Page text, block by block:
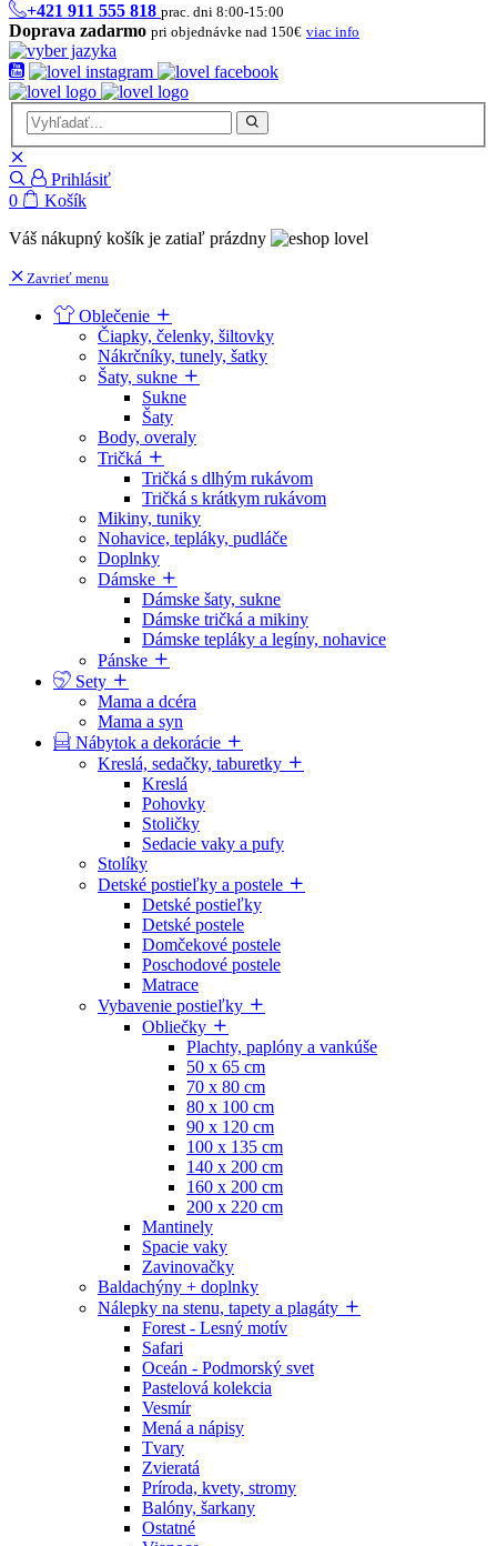
+421 911 555 818 prac. dni 8:00-15:00
Doprava zadarmo pri objednávke nad 150€ viac info
Prihlásiť
0
Košík
Váš nákupný košík je zatiaľ prázdny
Zavrieť menu
Oblečenie
Čiapky, čelenky, šiltovky
Nákrčníky, tunely, šatky
Šaty, sukne
Sukne
Šaty
Body, overaly
Tričká
Tričká s dlhým rukávom
Tričká s krátkym rukávom
Mikiny, tuniky
Nohavice, tepláky, pudláče
Doplnky
Dámske
Dámske šaty, sukne
Dámske tričká a mikiny
Dámske tepláky a legíny, nohavice
Pánske
Sety
Mama a dcéra
Mama a syn
Nábytok a dekorácie
Kreslá, sedačky, taburetky
Kreslá
Pohovky
Stoličky
Sedacie vaky a pufy
Stolíky
Detské postieľky a postele
Detské postieľky
Detské postele
Domčekové postele
Poschodové postele
Matrace
Vybavenie postieľky
Obliečky
Plachty, paplóny a vankúše
50 x 65 cm
70 x 80 cm
80 x 100 cm
90 x 120 cm
100 x 135 cm
140 x 200 cm
160 x 200 cm
200 x 220 cm
Mantinely
Spacie vaky
Zavinovačky
Baldachýny + doplnky
Nálepky na stenu, tapety a plagáty
Forest - Lesný motív
Safari
Oceán - Podmorský svet
Pastelová kolekcia
Vesmír
Mená a nápisy
Tvary
Zvieratá
Príroda, kvety, stromy
Balóny, šarkany
Ostatné